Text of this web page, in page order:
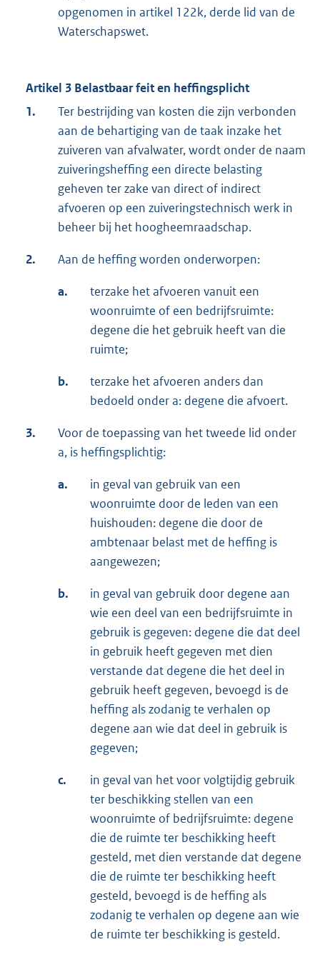
opgenomen in artikel 122k, derde lid van de
Waterschapswet.
Artikel 3 Belastbaar feit en heffingsplicht
1.
Ter bestrijding van kosten die zijn verbonden
aan de behartiging van de taak inzake het
zuiveren van afvalwater, wordt onder de naam
zuiveringsheffing een directe belasting
geheven ter zake van direct of indirect
afvoeren op een zuiveringstechnisch werk in
beheer bij het hoogheemraadschap.
2. Aan de heffing worden onderworpen:
a.
terzake het afvoeren vanuit een
woonruimte of een bedrijfsruimte:
degene die het gebruik heeft van die
ruimte;
b.
terzake het afvoeren anders dan
bedoeld onder a: degene die afvoert.
3.
Voor de toepassing van het tweede lid onder
a, is heffingsplichtig:
a.
in geval van gebruik van een
woonruimte door de leden van een
huishouden: degene die door de
ambtenaar belast met de heffing is
aangewezen;
b.
in geval van gebruik door degene aan
wie een deel van een bedrijfsruimte in
gebruik is gegeven: degene die dat deel
in gebruik heeft gegeven met dien
verstande dat degene die het deel in
gebruik heeft gegeven, bevoegd is de
heffing als zodanig te verhalen op
degene aan wie dat deel in gebruik is
gegeven;
c.
in geval van het voor volgtijdig gebruik
ter beschikking stellen van een
woonruimte of bedrijfsruimte: degene
die de ruimte ter beschikking heeft
gesteld, met dien verstande dat degene
die de ruimte ter beschikking heeft
gesteld, bevoegd is de heffing als
zodanig te verhalen op degene aan wie
de ruimte ter beschikking is gesteld.